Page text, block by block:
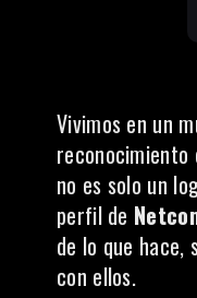
Vivimos en un
no es solo un
perfil de
de lo que hace,
con ellos.